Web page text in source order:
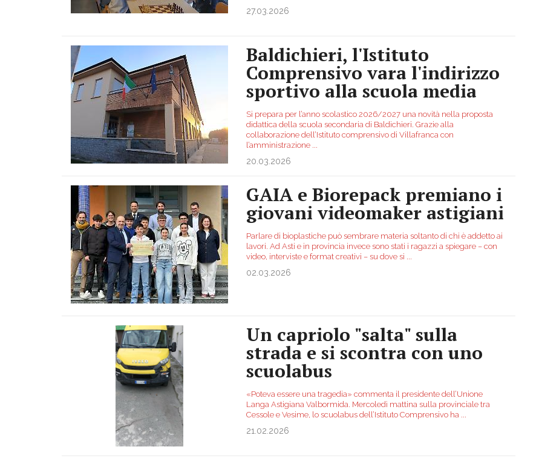
27.03.2026
Baldichieri, l'Istituto
Comprensivo vara l'indirizzo
sportivo alla scuola media
Si prepara per l’anno scolastico 2026/2027 una novità nella proposta
didattica della scuola secondaria di Baldichieri. Grazie alla
collaborazione dell’Istituto comprensivo di Villafranca con
l’amministrazione
20.03.2026
GAIA e Biorepack premiano i
giovani videomaker astigiani
Parlare di bioplastiche può sembrare materia soltanto di chi è addetto ai
lavori. Ad Asti e in provincia invece sono stati i ragazzi a spiegare – con
video, interviste e format creativi – su dove si
02.03.2026
Un capriolo "salta" sulla
strada e si scontra con uno
scuolabus
«Poteva essere una tragedia» commenta il presidente dell’Unione
Langa Astigiana Valbormida. Mercoledì mattina sulla provinciale tra
Cessole e Vesime, lo scuolabus dell’Istituto Comprensivo ha
21.02.2026